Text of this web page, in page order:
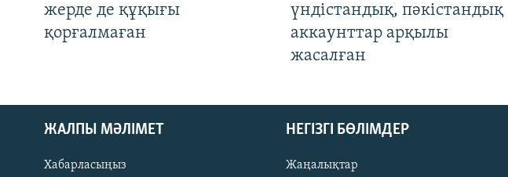
жерде де құқығы
қорғалмаған
үндістандық, пәкістандық
аккаунттар арқылы
жасалған
ЖАЛПЫ МӘЛІМЕТ
Хабарласыңыз
НЕГІЗГІ БӨЛІМДЕР
Жаңалықтар